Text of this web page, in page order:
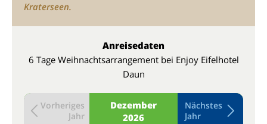
Kraterseen.
Anreisedaten
6 Tage Weihnachtsarrangement bei Enjoy Eifelhotel
Daun
Dezember
2026
Vorheriges
Jahr
Nächstes
Jahr